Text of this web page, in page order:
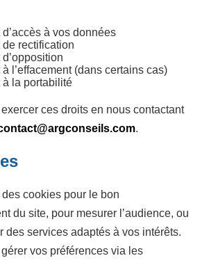
d’accès à vos données
de rectification
d’opposition
à l’effacement (dans certains cas)
à la portabilité
ces droits en nous contactant
.
cookies pour le bon
du site, pour mesurer l’audience, ou
des services adaptés à vos intérêts.
vos préférences via les